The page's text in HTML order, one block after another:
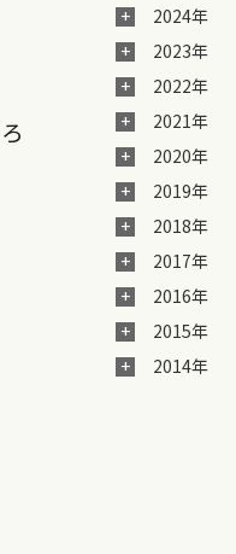
2024年
2023年
2022年
2021年
2020年
2019年
2018年
2017年
2016年
2015年
2014年